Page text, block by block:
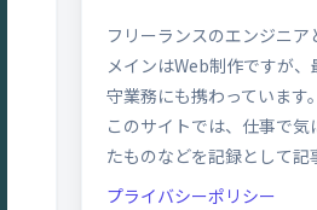
フリーランスのエンジニア
メインはWeb制作ですが
守業務にも携わっています。
このサイトでは、仕事で
たものなどを記録として記
プライバシーポリシー